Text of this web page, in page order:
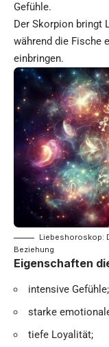
Gefühle.
Der Skorpion bringt
während die Fische
einbringen.
Liebeshoroskop:
Beziehung
Eigenschaften
intensive Gefühle;
starke
tiefe Loyalität;